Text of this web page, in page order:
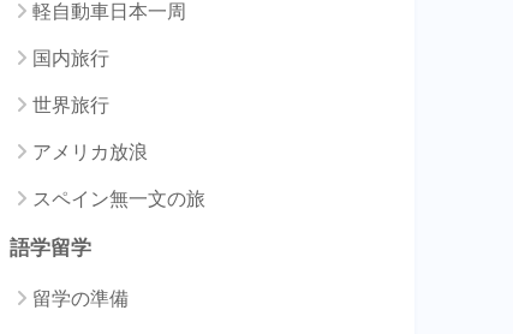
軽自動車日本一周
国内旅行
世界旅行
アメリカ放浪
スペイン無一文の旅
語学留学
留学の準備